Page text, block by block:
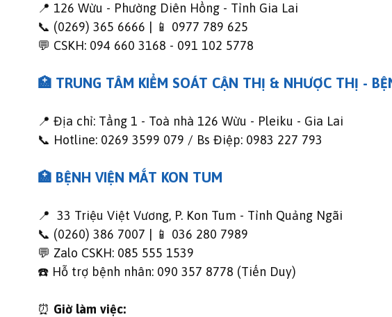
📍 126 Wừu - Phường Diên Hồng - Tỉnh Gia Lai
📞 (0269) 365 6666 | 📱 0977 789 625
💬 CSKH: 094 660 3168 - 091 102 5778
🏥 TRUNG TÂM KIỂM SOÁT CẬN THỊ & NHƯỢC THỊ -
📍 Địa chỉ: Tầng 1 - Toà nhà 126 Wừu - Pleiku - Gia Lai
📞 Hotline: 0269 3599 079 / Bs Điệp: 0983 227 793
🏥 BỆNH VIỆN MẮT KON TUM
📍 33 Triệu Việt Vương, P. Kon Tum - Tỉnh Quảng Ngãi
📞 (0260) 386 7007 | 📱 036 280 7989
💬 Zalo CSKH: 085 555 1539
☎️ Hỗ trợ bệnh nhân: 090 357 8778 (Tiến Duy)
⏰ Giờ làm việc: